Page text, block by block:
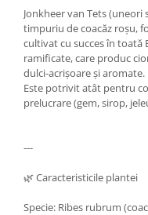
Jonkheer van Tets (uneori
timpuriu de coacăz roșu,
cultivat cu succes în toată
ramificate, care produc
dulci-acrișoare și aromate.
Este potrivit atât pentru
prelucrare (gem, sirop,
---
🌿 Caracteristicile plantei
Specie: Ribes rubrum